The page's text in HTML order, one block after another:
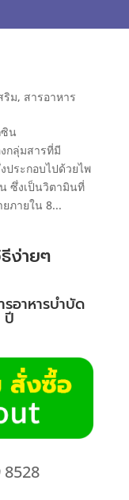
ริม, สารอาหาร
น
กลุ่มสารที่มี
ประกอบไปด้วยไพ
ซึ่งเป็นวิตามินที่
ภายใน 8...
ง่ายๆ
าหารบำบัด
ปี
8528